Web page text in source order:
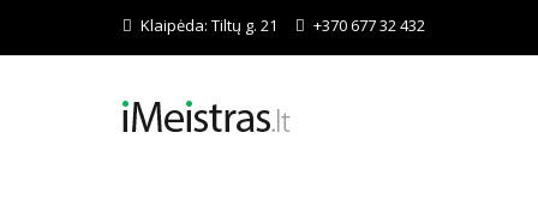
Klaipėda: Tiltų g. 21 +370 677 32 432